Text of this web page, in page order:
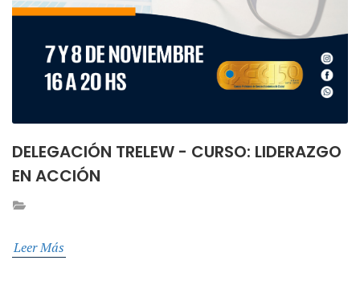
DELEGACIÓN TRELEW - CURSO: LIDERAZGO
EN ACCIÓN
Leer Más